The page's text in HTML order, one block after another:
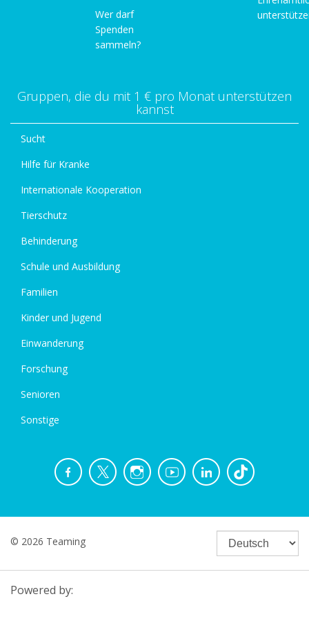
Wer darf
Spenden
sammeln?
Gruppen, die du mit 1 € pro Monat unterstützen
kannst
Sucht
Hilfe für Kranke
Internationale Kooperation
Tierschutz
Behinderung
Schule und Ausbildung
Familien
Kinder und Jugend
Einwanderung
Forschung
Senioren
Sonstige
© 2026 Teaming
Powered by: